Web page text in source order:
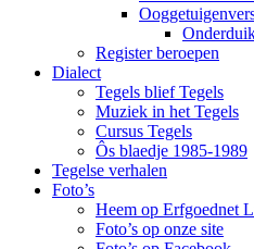
Register beroepen
Dialect
Tegels blief Tegels
Muziek in het Tegels
Cursus Tegels
Ôs blaedje 1985-1989
Tegelse verhalen
Foto’s
Heem op Erfgoednet
Foto’s op onze site